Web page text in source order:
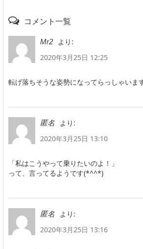
コメント一覧
Mr2
より:
2020年3月25日 12:25
転げ落ちそうな姿勢になってらっしゃいま
匿名
より:
2020年3月25日 13:10
「私はこうやって乗りたいのよ！」
って、言ってるようです(*^^*)
匿名
より:
2020年3月25日 13:16